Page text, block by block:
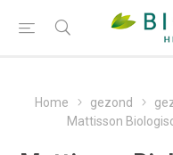
Home gezond
Mattisson